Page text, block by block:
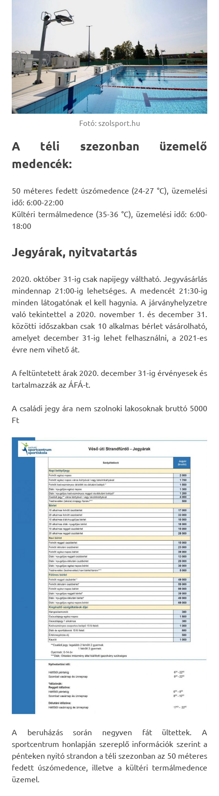
Fotó: szolsport.hu
A téli szezonban üzemelő
medencék:
50 méteres fedett úszómedence (24-27 °C), üzemelési
idő: 6:00-22:00
Kültéri termálmedence (35-36 °C), üzemelési idő: 6:00-
18:00
Jegyárak, nyitvatartás
2020. október 31-ig csak napijegy váltható. Jegyvásárlás
mindennap 21:00-ig lehetséges. A medencét 21:30-ig
minden látogatónak el kell hagynia. A járványhelyzetre
való tekintettel a 2020. november 1. és december 31.
közötti időszakban csak 10 alkalmas bérlet vásárolható,
amelyet december 31-ig lehet felhasználni, a 2021-es
évre nem vihető át.
A feltüntetett árak 2020. december 31-ig érvényesek és
tartalmazzák az ÁFÁ-t.
A családi jegy ára nem szolnoki lakosoknak bruttó 5000
Ft
A beruházás során negyven fát ültettek. A
sportcentrum honlapján szereplő információk szerint a
pénteken nyitó strandon a téli szezonban az 50 méteres
fedett úszómedence, illetve a kültéri termálmedence
üzemel.